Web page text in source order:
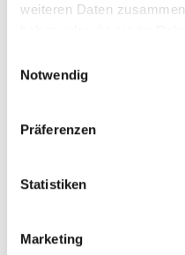
weiteren Daten
Notwendig
Präferenzen
Statistiken
Marketing